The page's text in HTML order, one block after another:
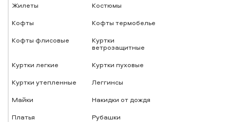
Жилеты
Костюмы
Кофты
Кофты термобелье
Кофты флисовые
Куртки
ветрозащитные
Куртки легкие
Куртки пуховые
Куртки утепленные
Леггинсы
Майки
Накидки от дождя
Платья
Рубашки